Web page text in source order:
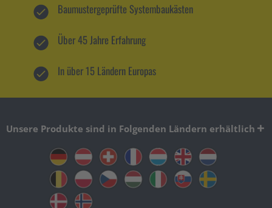
Baumustergeprüfte Systembaukästen
Über 45 Jahre Erfahrung
In über 15 Ländern Europas
Unsere Produkte sind in Folgenden Ländern erhältlich